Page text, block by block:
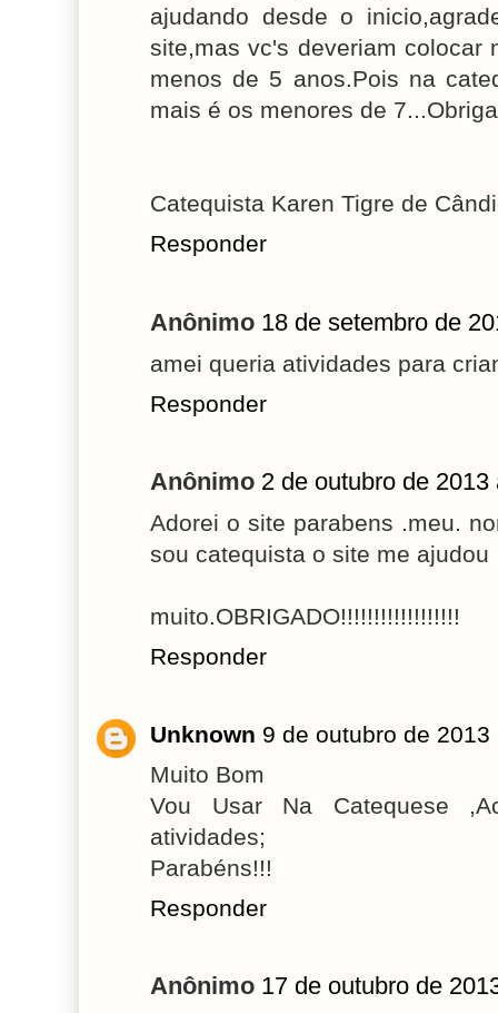
ajudando desde o
site,mas vc's deveriam colocar
menos de 5 anos.Pois na
mais é os menores de
Catequista Karen Tigre de
Responder
Anônimo 18 de setembro de
amei queria atividades para
Responder
Anônimo 2 de outubro de 2013
Adorei o site parabens .meu.
sou catequista o site me ajudou
muito.OBRIGADO!!!!!!!!!!!!!!!!!!
Responder
Unknown 9 de outubro de 2013
Muito Bom
Vou Usar Na Catequese
atividades;
Parabéns!!!
Responder
Anônimo 17 de outubro de